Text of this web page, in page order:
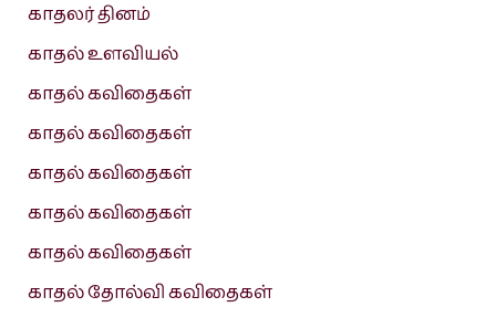
காதலர் தினம்
காதல் உளவியல்
காதல் கவிதைகள்
காதல் கவிதைகள்
காதல் கவிதைகள்
காதல் கவிதைகள்
காதல் கவிதைகள்
காதல் தோல்வி கவிதைகள்